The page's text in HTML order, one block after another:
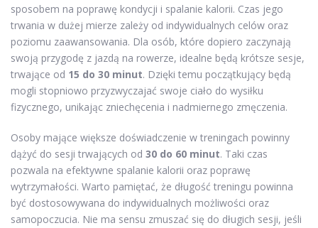
sposobem na poprawę kondycji i spalanie kalorii. Czas jego
trwania w dużej mierze zależy od indywidualnych celów oraz
poziomu zaawansowania. Dla osób, które dopiero zaczynają
swoją przygodę z jazdą na rowerze, idealne będą krótsze sesje,
trwające od 15 do 30 minut. Dzięki temu początkujący będą
mogli stopniowo przyzwyczajać swoje ciało do wysiłku
fizycznego, unikając zniechęcenia i nadmiernego zmęczenia.
Osoby mające większe doświadczenie w treningach powinny
dążyć do sesji trwających od 30 do 60 minut. Taki czas
pozwala na efektywne spalanie kalorii oraz poprawę
wytrzymałości. Warto pamiętać, że długość treningu powinna
być dostosowywana do indywidualnych możliwości oraz
samopoczucia. Nie ma sensu zmuszać się do długich sesji, jeśli